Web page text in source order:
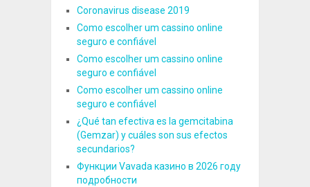
Coronavirus disease 2019
Como escolher um cassino online
seguro e confiável
Como escolher um cassino online
seguro e confiável
Como escolher um cassino online
seguro e confiável
¿Qué tan efectiva es la gemcitabina
(Gemzar) y cuáles son sus efectos
secundarios?
Функции Vavada казино в 2026 году
подробности